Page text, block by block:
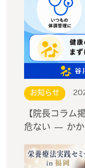
お知らせ
【院長コラム
危ない — かか